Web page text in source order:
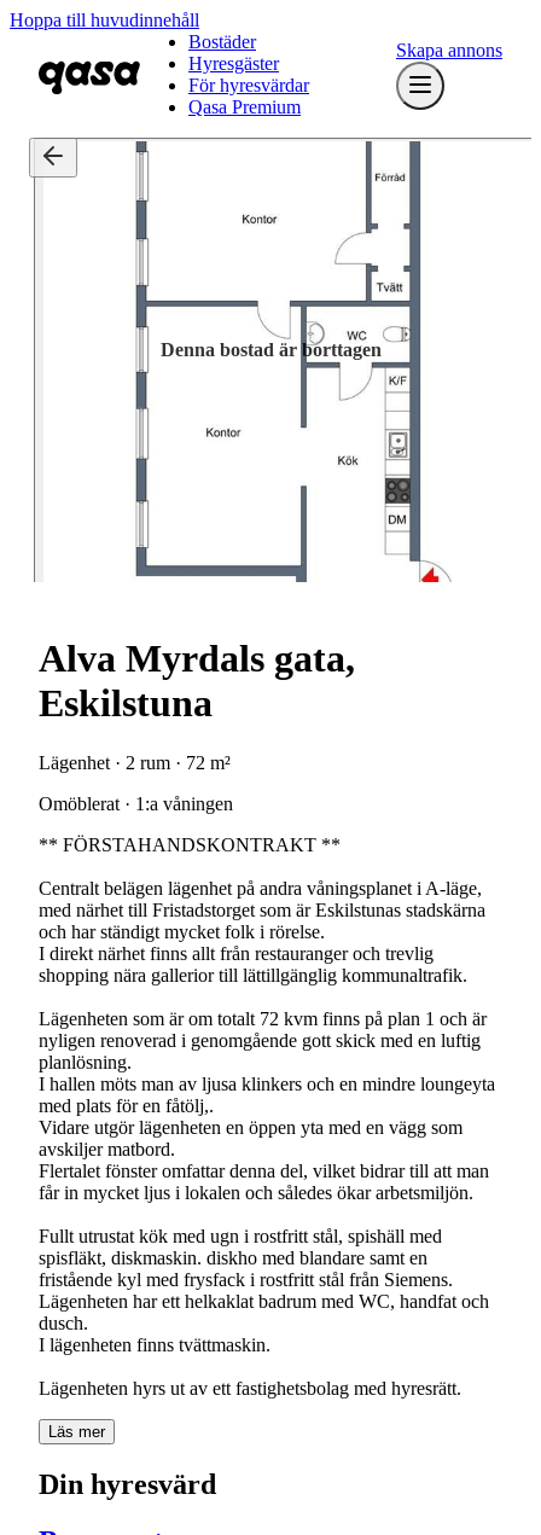
Hoppa till huvudinnehåll
Bostäder
Hyresgäster
För hyresvärdar
Qasa Premium
Skapa annons
Denna bostad är borttagen
Alva Myrdals gata,
Eskilstuna
Lägenhet · 2 rum · 72 m²
Omöblerat · 1:a våningen
** FÖRSTAHANDSKONTRAKT **
Centralt belägen lägenhet på andra våningsplanet i A-läge,
med närhet till Fristadstorget som är Eskilstunas stadskärna
och har ständigt mycket folk i rörelse.
I direkt närhet finns allt från restauranger och trevlig
shopping nära gallerior till lättillgänglig kommunaltrafik.
Lägenheten som är om totalt 72 kvm finns på plan 1 och är
nyligen renoverad i genomgående gott skick med en luftig
planlösning.
I hallen möts man av ljusa klinkers och en mindre loungeyta
med plats för en fåtölj,.
Vidare utgör lägenheten en öppen yta med en vägg som
avskiljer matbord.
Flertalet fönster omfattar denna del, vilket bidrar till att man
får in mycket ljus i lokalen och således ökar arbetsmiljön.
Fullt utrustat kök med ugn i rostfritt stål, spishäll med
spisfläkt, diskmaskin. diskho med blandare samt en
fristående kyl med frysfack i rostfritt stål från Siemens.
Lägenheten har ett helkaklat badrum med WC, handfat och
dusch.
I lägenheten finns tvättmaskin.
Lägenheten hyrs ut av ett fastighetsbolag med hyresrätt.
Läs mer
Din hyresvärd